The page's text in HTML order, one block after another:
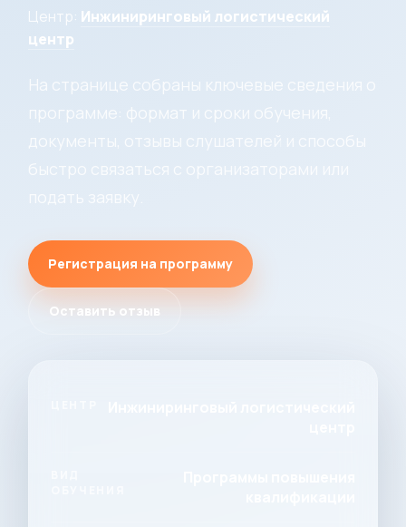
Центр: Инжиниринговый логистический
центр
На странице собраны ключевые сведения о
программе: формат и сроки обучения,
документы, отзывы слушателей и способы
быстро связаться с организаторами или
подать заявку.
Регистрация на программу
Оставить отзыв